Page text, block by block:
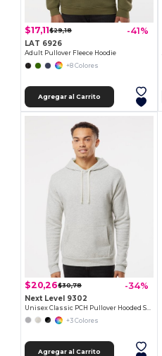
$17,11$29,18 -41%
LAT 6926
Adult Pullover Fleece Hoodie
+8 Colores
Agregar al Carrito
$20,26$30,78 -34%
Next Level 9302
Unisex Classic PCH Pullover Hooded Sweatshirt
+3 Colores
Agregar al Carrito